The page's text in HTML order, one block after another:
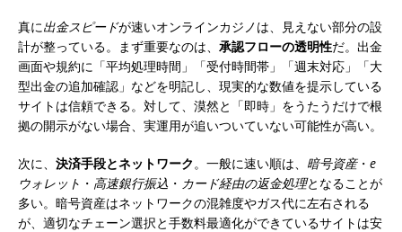
真に出金スピードが速いオンラインカジノは、見えない部分の設
計が整っている。まず重要なのは、 承認フローの透明性だ。出金
画面や規約に「平均処理時間」「受付時間帯」「週末対応」「大
型出金の追加確認」などを明記し、現実的な数値を提示している
サイトは信頼できる。対して、漠然と「即時」をうたうだけで根
拠の開示がない場合、実運用が追いついていない可能性が高い。
次に、 決済手段とネットワーク。一般に速い順は、 暗号資産・ e
ウォレット ・ 高速銀行振込 ・ カード経由の返金処理となることが
多い。暗号資産はネットワークの混雑度やガス代に左右される
が、適切なチェーン選択と手数料最適化ができているサイトは安